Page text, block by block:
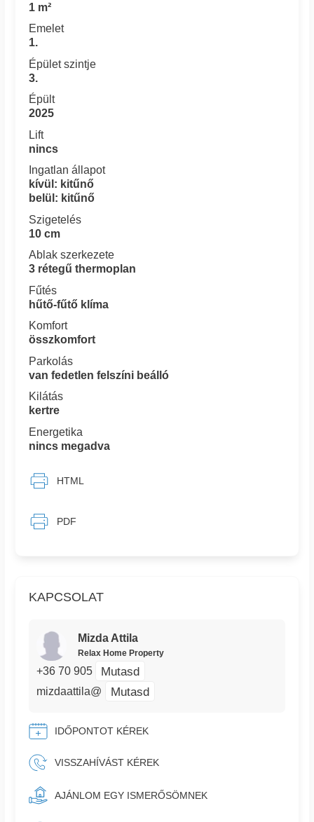
KAPCSOLAT
Mizda Attila
Relax Home Property
+36 70 905 Mutasd
mizdaattila@ Mutasd
IDŐPONTOT KÉREK
VISSZAHÍVÁST KÉREK
AJÁNLOM EGY ISMERŐSÖMNEK
1 m²
Emelet
1.
Épület szintje
3.
Épült
2025
Lift
nincs
Ingatlan állapot
kívül: kitűnő
belül: kitűnő
Szigetelés
10 cm
Ablak szerkezete
3 rétegű thermoplan
Fűtés
hűtő-fűtő klíma
Komfort
összkomfort
Parkolás
van fedetlen felszíni beálló
Kilátás
kertre
Energetika
nincs megadva
HTML
PDF